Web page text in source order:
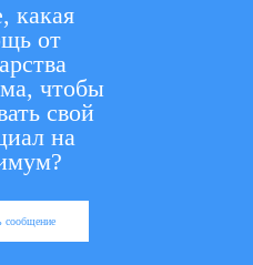
какая
от
чтобы
свой
на
сообщение